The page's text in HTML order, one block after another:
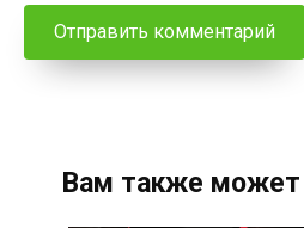
Вам также может